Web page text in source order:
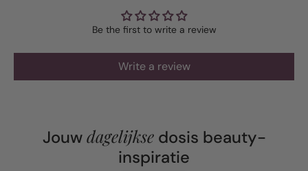
Be the first to write a review
Write a review
Jouwdagelijksedosis beauty-
inspiratie